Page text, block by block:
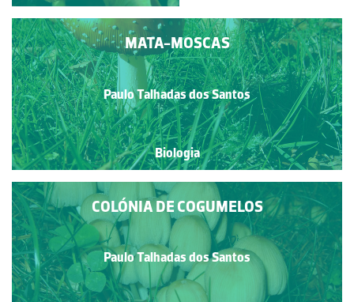
MATA-MOSCAS
Paulo Talhadas dos Santos
Biologia
COLÓNIA DE COGUMELOS
Paulo Talhadas dos Santos